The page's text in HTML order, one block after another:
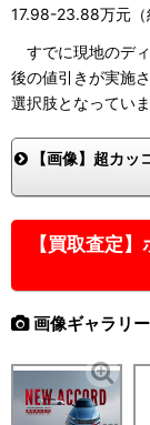
17.98-23.88万元（
すでに現地のデ
後の値引きが実施
選択肢となっていま
【画像】超カッ
【買取査定
画像ギャラリー